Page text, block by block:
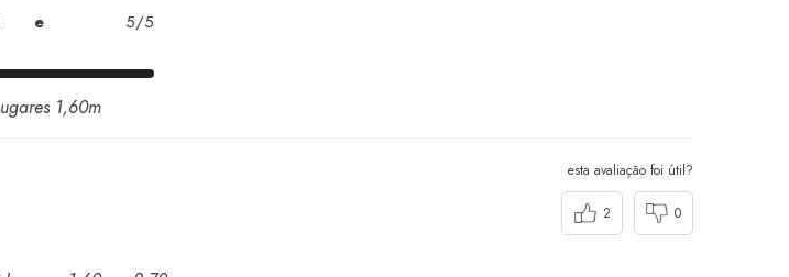
e
5/5
1,60m
esta avaliação foi útil?
2 0